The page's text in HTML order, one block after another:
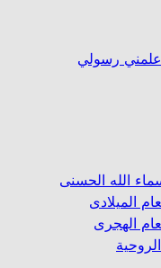
رسولي
الله الحسنى
الميلادى
الهجرى